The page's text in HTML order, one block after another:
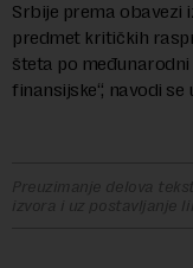
Srbije prema obavezi
predmet kritičkih
šteta po
finansijske“, navodi se
Preuzimanje delova
izvora i uz postavljanje